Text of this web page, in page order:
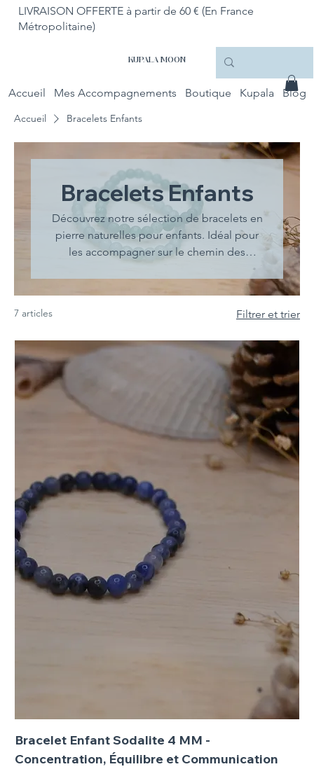
LIVRAISON OFFERTE à partir de 60 € (En France
Métropolitaine)
Accueil Mes Accompagnements Boutique Kupala Blog
KUPALA MOON
Accueil Bracelets Enfants
Bracelets Enfants
Découvrez notre sélection de bracelets en
pierre naturelles pour enfants. Idéal pour
les accompagner sur le chemin des
7 articles Filtrer et trier
Bracelet Enfant Sodalite 4 MM -
Concentration, Équilibre et Communication